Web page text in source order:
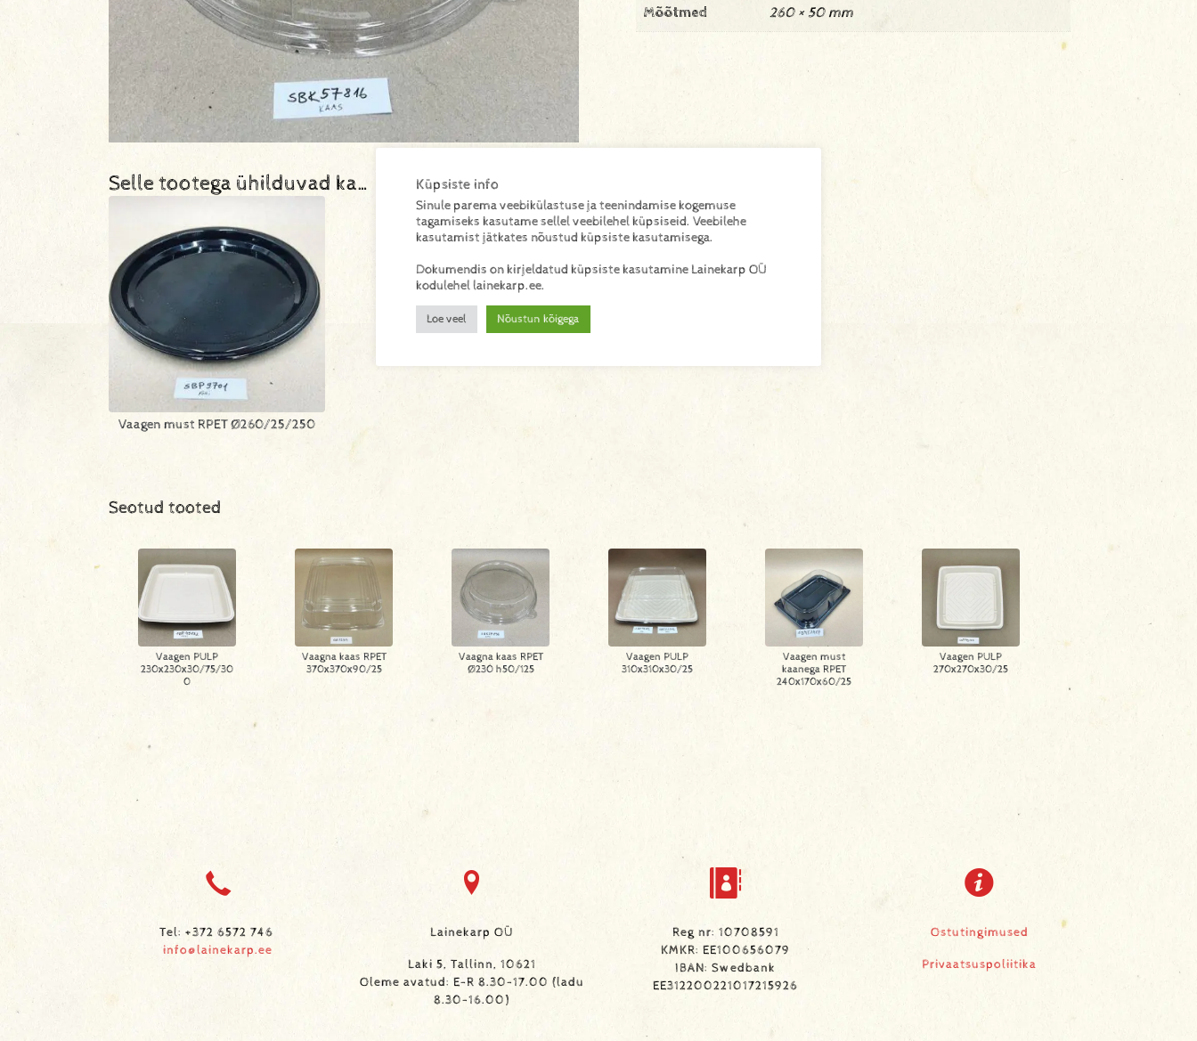
Mõõtmed 260 × 50 mm
Selle tootega ühilduvad ka…
Vaagen must RPET Ø260/25/250
Seotud tooted
Vaagen PULP
230x230x30/75/30
0
Vaagna kaas RPET
370x370x90/25
Vaagna kaas RPET
Ø230 h50/125
Vaagen PULP
310x310x30/25
Vaagen must
kaanega RPET
240x170x60/25
Vaagen PULP
270x270x30/25
Küpsiste info
Sinule parema veebikülastuse ja teenindamise kogemuse
tagamiseks kasutame sellel veebilehel küpsiseid. Veebilehe
kasutamist jätkates nõustud küpsiste kasutamisega.
Dokumendis on kirjeldatud küpsiste kasutamine Lainekarp OÜ
kodulehel lainekarp.ee.
Loe veel Nõustun kõigega
Tel: +372 6572 746
info@lainekarp.ee
Lainekarp OÜ
Laki 5, Tallinn, 10621
Oleme avatud: E-R 8.30-17.00 (ladu
8.30-16.00)
Reg nr: 10708591
KMKR: EE100656079
IBAN: Swedbank
EE312200221017215926
Ostutingimused
Privaatsuspoliitika